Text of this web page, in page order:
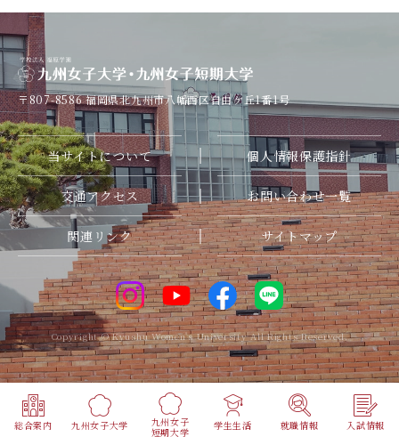
総合案内 九州女子大学
九州女子
短期大学
学⽣⽣活 就職情報 ⼊試情報
〒807-8586福岡県北九州市八幡西区自由ケ丘1番1号
当サイトについて 個人情報保護指針
交通アクセス お問い合わせ一覧
関連リンク サイトマップ
Copyright © Kyushu Women's University All Rights Reserved.